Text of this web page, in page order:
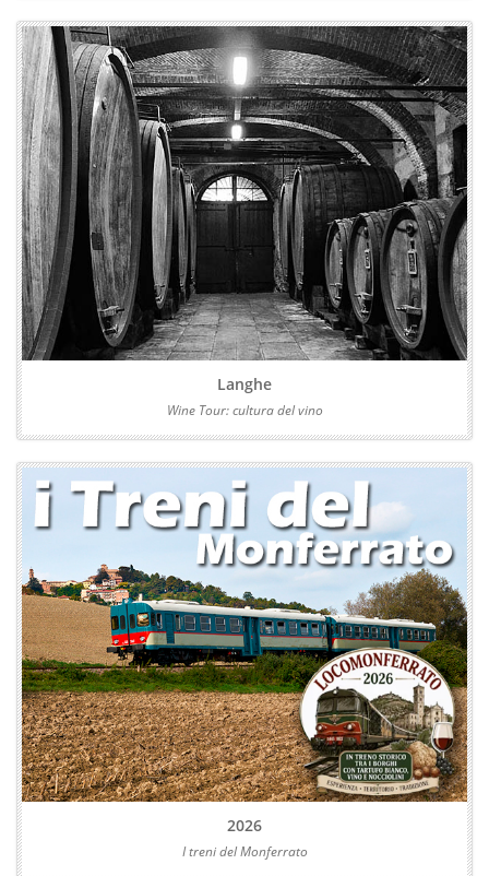
Langhe
Wine Tour: cultura del vino
2026
I treni del Monferrato